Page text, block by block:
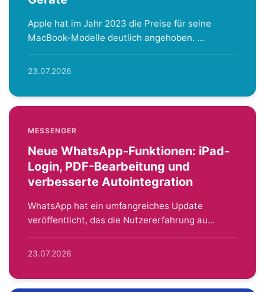
Apple hat im Jahr 2023 die Preise für seine
MacBook-Modelle deutlich angehoben. ...
23.07.2026
MESSENGER
Neue WhatsApp-Funktionen: iPad-
Login, PDF-Bearbeitung und
verbesserte Autointegration
WhatsApp hat ein umfangreiches Update
veröffentlicht, das die Nutzererfahrung au...
23.07.2026